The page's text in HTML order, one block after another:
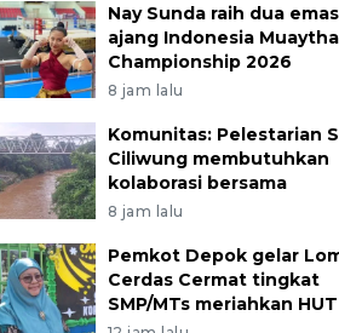
Nay Sunda raih dua emas
ajang Indonesia
Championship 2026
8 jam lalu
Komunitas: Pelestarian
Ciliwung membutuhkan
kolaborasi bersama
8 jam lalu
Pemkot Depok gelar
Cerdas Cermat tingkat
SMP/MTs meriahkan HUT